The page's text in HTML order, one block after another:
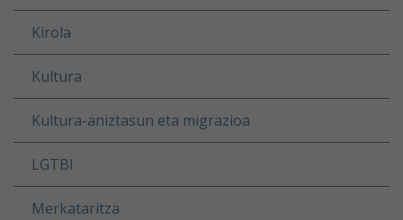
Kirola
Kultura
Kultura-aniztasun eta migrazioa
LGTBI
Merkataritza